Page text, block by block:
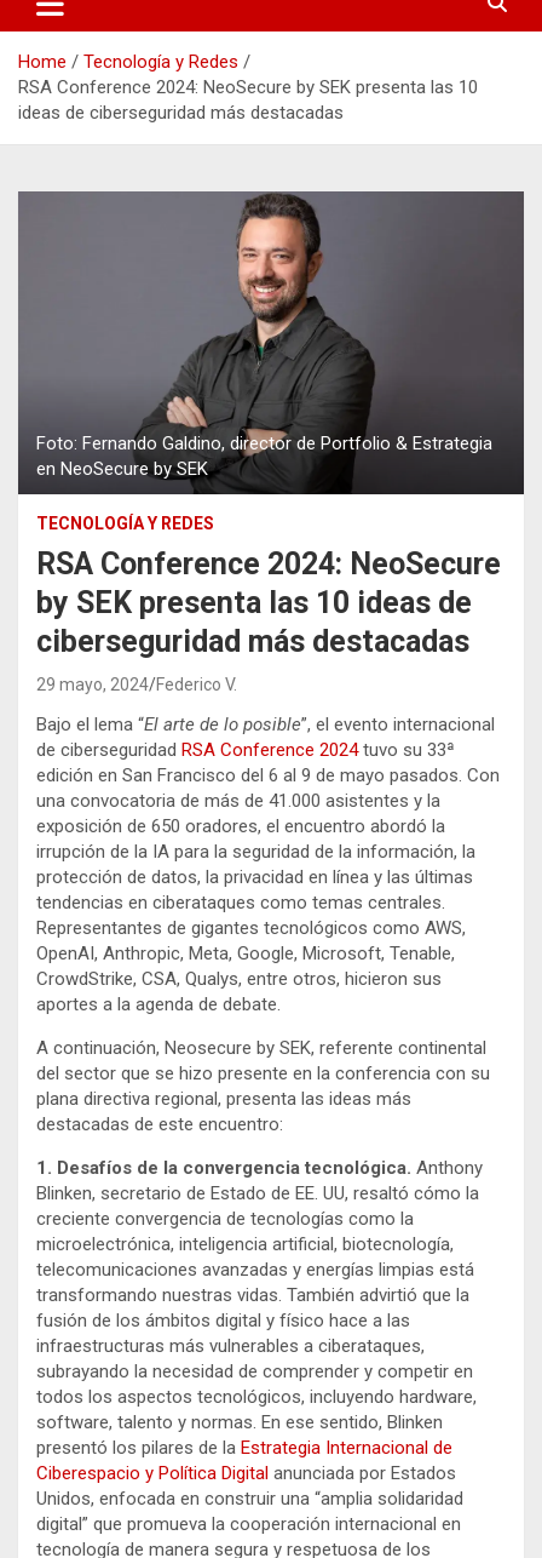
Home
Tecnología y Redes
RSA Conference 2024: NeoSecure by SEK presenta las 10
ideas de ciberseguridad más destacadas
Foto: Fernando Galdino, director de Portfolio & Estrategia
en NeoSecure by SEK
TECNOLOGÍA Y REDES
RSA Conference 2024: NeoSecure
by SEK presenta las 10 ideas de
ciberseguridad más destacadas
29 mayo, 2024 Federico V.
Bajo el lema “El arte de lo posible”, el evento internacional
de ciberseguridad RSA Conference 2024tuvo su 33ª
edición en San Francisco del 6 al 9 de mayo pasados. Con
una convocatoria de más de 41.000 asistentes y la
exposición de 650 oradores, el encuentro abordó la
irrupción de la IA para la seguridad de la información, la
protección de datos, la privacidad en línea y las últimas
tendencias en ciberataques como temas centrales.
Representantes de gigantes tecnológicos como AWS,
OpenAI, Anthropic, Meta, Google, Microsoft, Tenable,
CrowdStrike, CSA, Qualys, entre otros, hicieron sus
aportes a la agenda de debate.
A continuación, Neosecure by SEK, referente continental
del sector que se hizo presente en la conferencia con su
plana directiva regional, presenta las ideas más
destacadas de este encuentro:
1. Desafíos de la convergencia tecnológica. Anthony
Blinken, secretario de Estado de EE. UU, resaltó cómo la
creciente convergencia de tecnologías como la
microelectrónica, inteligencia artificial, biotecnología,
telecomunicaciones avanzadas y energías limpias está
transformando nuestras vidas. También advirtió que la
fusión de los ámbitos digital y físico hace a las
infraestructuras más vulnerables a ciberataques,
subrayando la necesidad de comprender y competir en
todos los aspectos tecnológicos, incluyendo hardware,
software, talento y normas. En ese sentido, Blinken
presentó los pilares de la Estrategia Internacional de
Ciberespacio y Política Digital anunciada por Estados
Unidos, enfocada en construir una “amplia solidaridad
digital” que promueva la cooperación internacional en
tecnología de manera segura y respetuosa de los